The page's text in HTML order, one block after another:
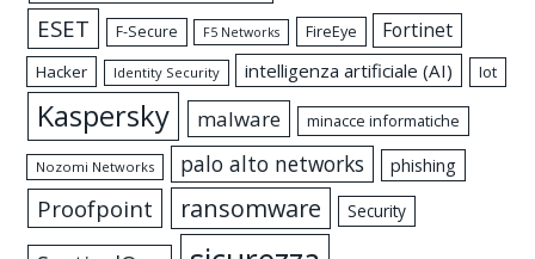
ESET F-Secure F5 Networks FireEye Fortinet
Hacker Identity Security intelligenza artificiale (AI) Iot
Kaspersky malware minacce informatiche
Nozomi Networks palo alto networks phishing
Proofpoint ransomware Security